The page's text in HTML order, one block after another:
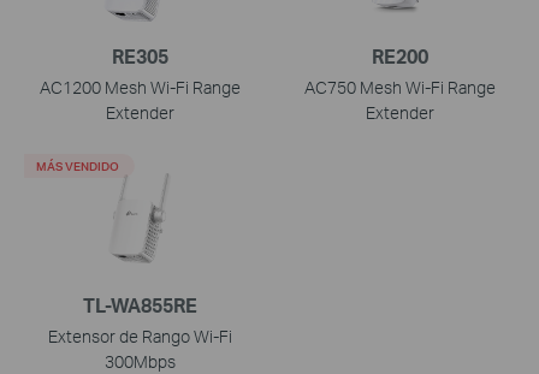
RE305
AC1200 Mesh Wi-Fi Range
Extender
RE200
AC750 Mesh Wi-Fi Range
Extender
TL-WA855RE
Extensor de Rango Wi-Fi
300Mbps
MÁS VENDIDO